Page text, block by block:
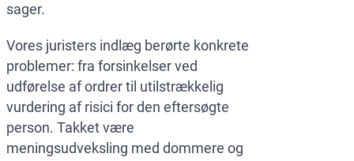
sager.
Vores juristers indlæg berørte konkrete
problemer: fra forsinkelser ved
udførelse af ordrer til utilstrækkelig
vurdering af risici for den eftersøgte
person. Takket være
meningsudveksling med dommere og